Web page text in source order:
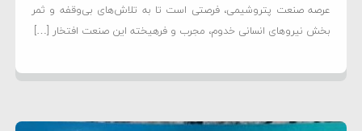
عرصه صنعت پتروشیمی، فرصتی است تا به تلاش‌های بی‌وقفه و ثمر
بخش نیروهای انسانی خدوم، مجرب و فرهیخته این صنعت افتخار […]